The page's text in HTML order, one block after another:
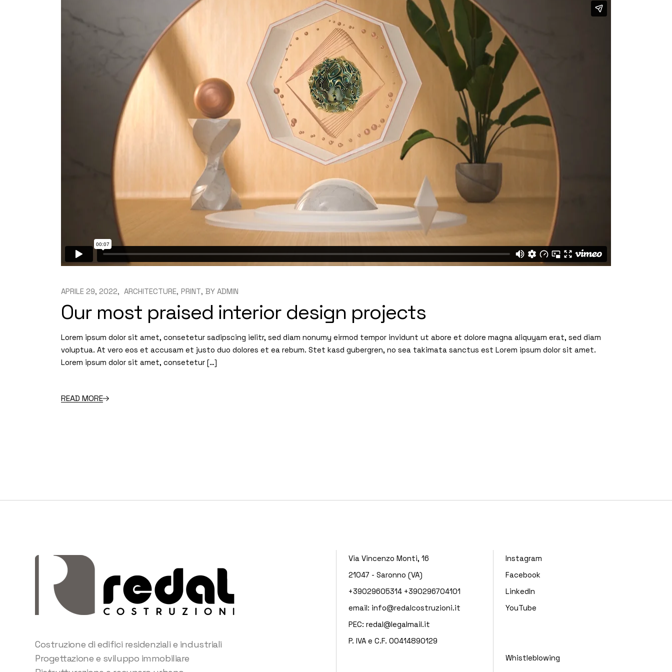
APRILE 29, 2022 ARCHITECTURE PRINT BY ADMIN
Our most praised interior design projects
Lorem ipsum dolor sit amet, consetetur sadipscing ielitr, sed diam nonumy eirmod tempor invidunt ut abore et dolore magna aliquyam erat, sed diam
voluptua. At vero eos et accusam et justo duo dolores et ea rebum. Stet kasd gubergren, no sea takimata sanctus est Lorem ipsum dolor sit amet.
Lorem ipsum dolor sit amet, consetetur […]
READ MORE
Costruzione di edifici residenziali e industriali
Progettazione e sviluppo immobiliare
Via Vincenzo Monti, 16
21047 - Saronno (VA)
+39029605314 +390296704101
email: info@redalcostruzioni.it
PEC: redal@legalmail.it
P. IVA e C.F. 00414890129
Instagram
Facebook
LinkedIn
YouTube
Whistleblowing